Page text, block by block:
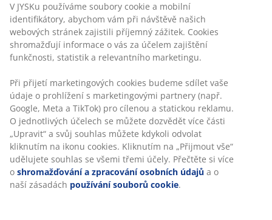
V JYSKu používáme soubory cookie a mobilní
identifikátory, abychom vám při návštěvě našich
webových stránek zajistili příjemný zážitek. Cookies
shromažďují informace o vás za účelem zajištění
funkčnosti, statistik a relevantního marketingu.
Při přijetí marketingových cookies budeme sdílet vaše
údaje o prohlížení s marketingovými partnery (např.
Google, Meta a TikTok) pro cílenou a statickou reklamu.
O jednotlivých účelech se můžete dozvědět více části
„Upravit“ a svůj souhlas můžete kdykoli odvolat
kliknutím na ikonu cookies. Kliknutím na „Přijmout vše“
udělujete souhlas se všemi třemi účely. Přečtěte si více
o shromažďování a zpracování osobních údajů a o
naší zásadách používání souborů cookie.